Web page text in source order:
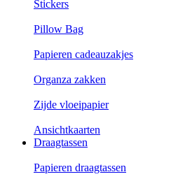
Stickers
Pillow Bag
Papieren cadeauzakjes
Organza zakken
Zijde vloeipapier
Ansichtkaarten
Draagtassen
Papieren draagtassen